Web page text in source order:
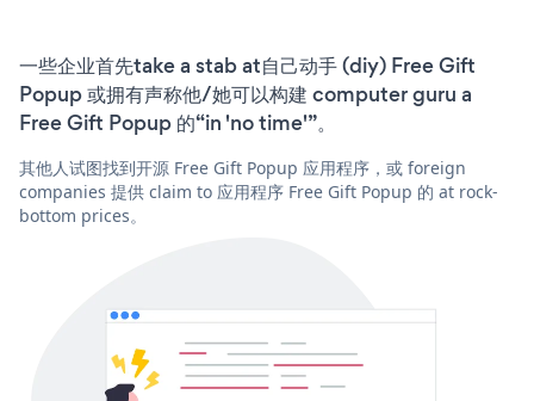
一些企业首先take a stab at自己动手 (diy) Free Gift
Popup 或拥有声称他/她可以构建 computer guru a
Free Gift Popup 的“in 'no time'”。
其他人试图找到开源 Free Gift Popup 应用程序，或 foreign
companies 提供 claim to 应用程序 Free Gift Popup 的 at rock-
bottom prices。